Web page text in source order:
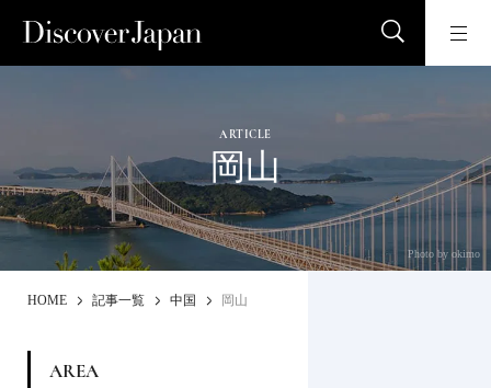
ARTICLE
岡山
Photo by okimo
HOME 記事一覧 中国 岡山
AREA